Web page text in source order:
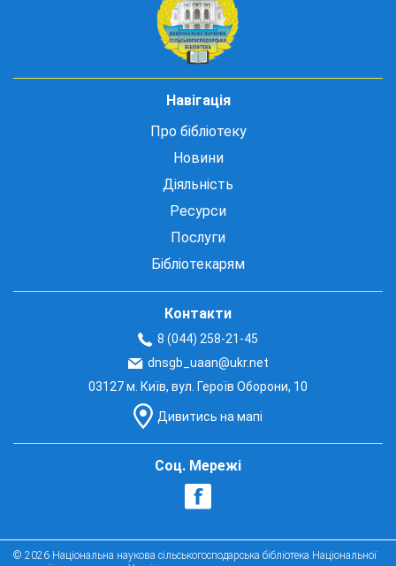
Навігація
Про бібліотеку
Новини
Діяльність
Ресурси
Послуги
Бібліотекарям
Контакти
8 (044) 258-21-45
dnsgb_uaan@ukr.net
03127 м. Київ, вул. Героїв Оборони, 10
Дивитись на мапі
Соц. Мережі
© 2026 Національна наукова сільськогосподарська бібліотека Національної